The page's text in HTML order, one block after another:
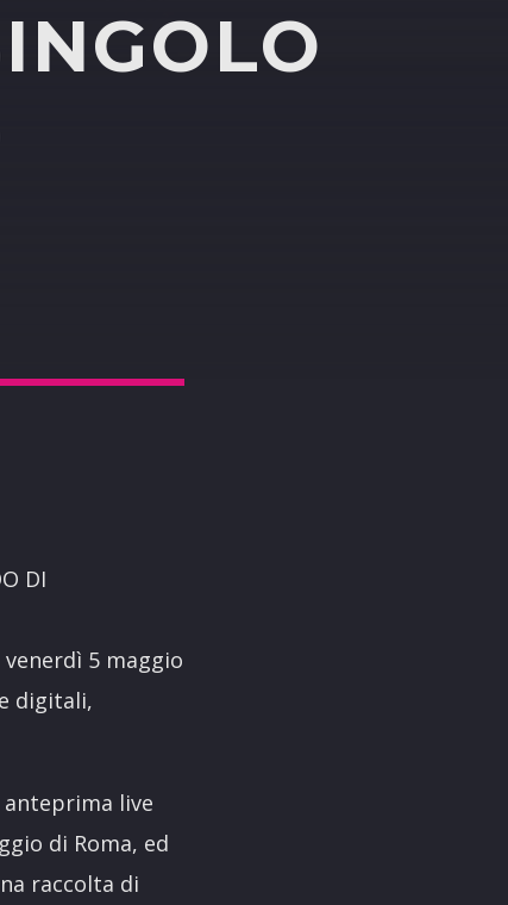
DI
venerdì 5 maggio
digitali,
live
di Roma, ed
raccolta di